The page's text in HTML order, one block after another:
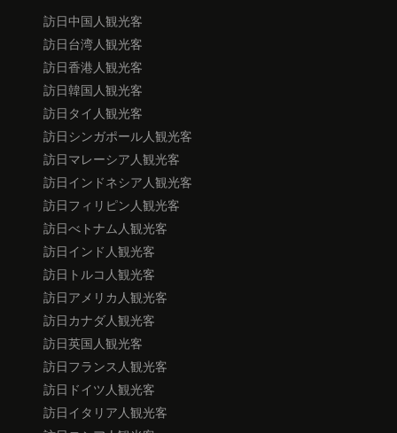
訪日中国人観光客
訪日台湾人観光客
訪日香港人観光客
訪日韓国人観光客
訪日タイ人観光客
訪日シンガポール人観光客
訪日マレーシア人観光客
訪日インドネシア人観光客
訪日フィリピン人観光客
訪日べトナム人観光客
訪日インド人観光客
訪日トルコ人観光客
訪日アメリカ人観光客
訪日カナダ人観光客
訪日英国人観光客
訪日フランス人観光客
訪日ドイツ人観光客
訪日イタリア人観光客